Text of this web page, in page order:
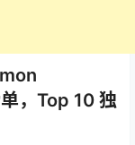
，Top 10 独